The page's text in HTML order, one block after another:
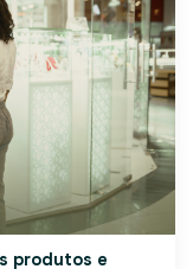
produtos e